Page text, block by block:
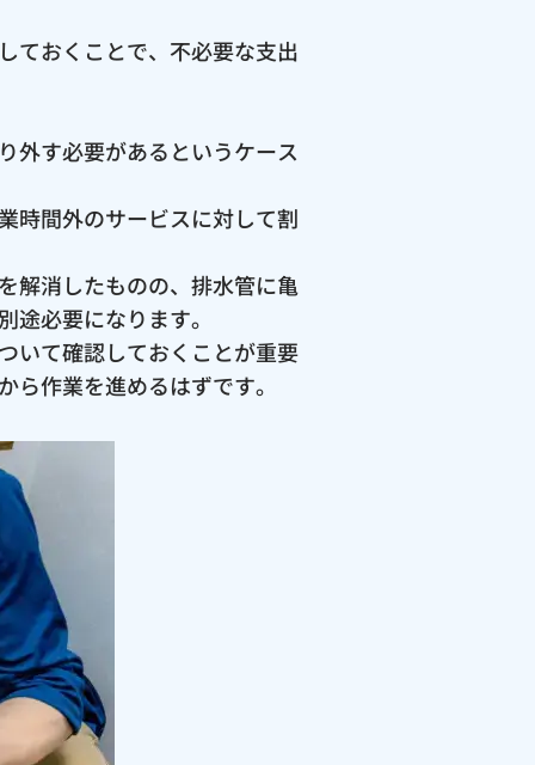
ておくことで、不必要な支出
外す必要があるというケース
時間外のサービスに対して割
解消したものの、排水管に亀
必要になります。
いて確認しておくことが重要
作業を進めるはずです。